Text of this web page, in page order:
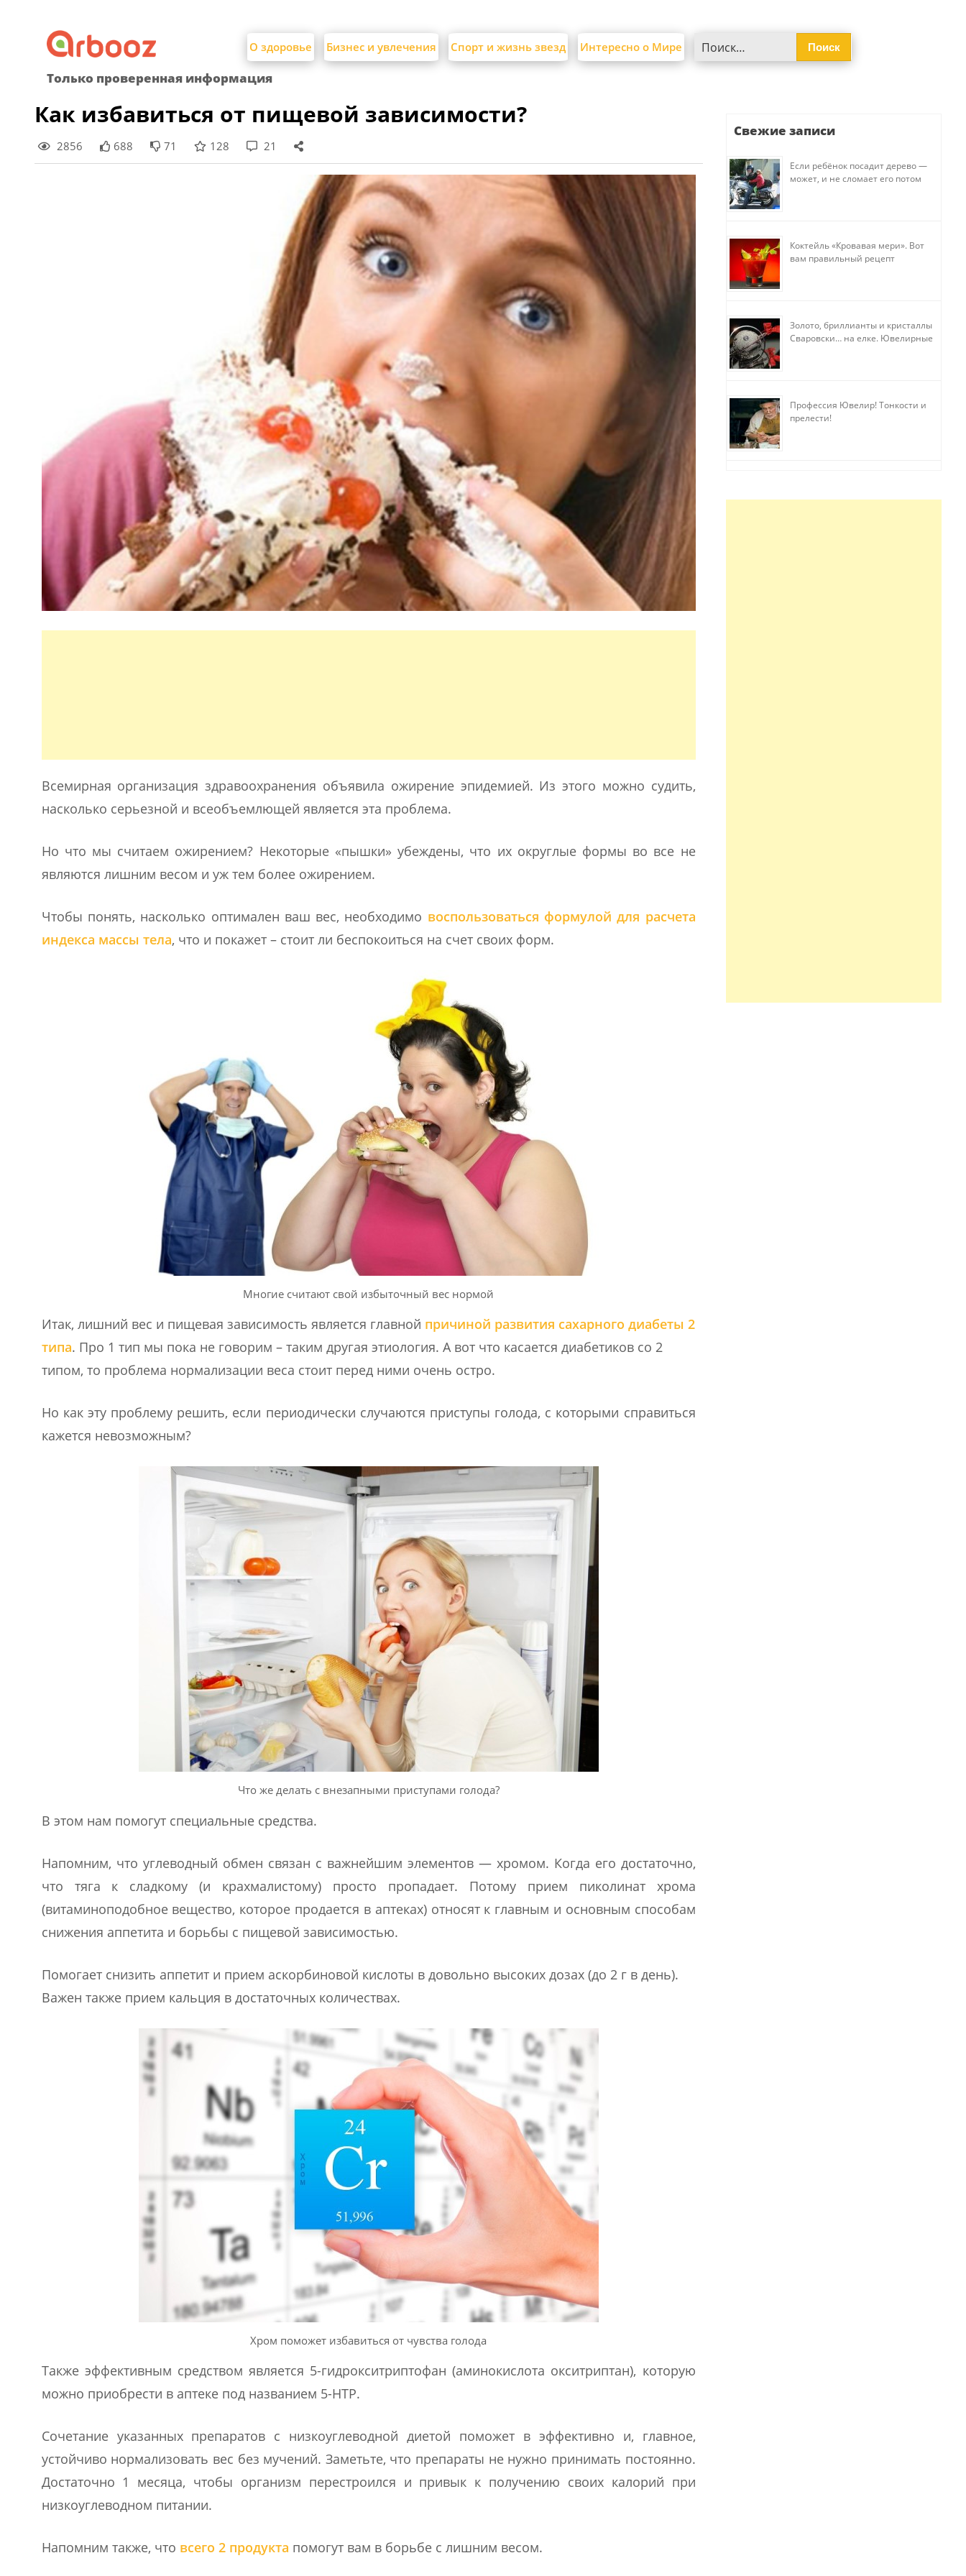
content
О здоровье Бизнес и увлечения Спорт и жизнь звезд Интересно о Мире
Только проверенная информация
Как избавиться от пищевой зависимости?
2856 688 71 128 21
Всемирная организация здравоохранения объявила ожирение эпидемией. Из этого можно судить,
насколько серьезной и всеобъемлющей является эта проблема.
Но что мы считаем ожирением? Некоторые «пышки» убеждены, что их округлые формы во все не
являются лишним весом и уж тем более ожирением.
Чтобы понять, насколько оптимален ваш вес, необходимо воспользоваться формулой для расчета
индекса массы тела, что и покажет – стоит ли беспокоиться на счет своих форм.
Многие считают свой избыточный вес нормой
Итак, лишний вес и пищевая зависимость является главной причиной развития сахарного диабеты 2
типа. Про 1 тип мы пока не говорим – таким другая этиология. А вот что касается диабетиков со 2
типом, то проблема нормализации веса стоит перед ними очень остро.
Но как эту проблему решить, если периодически случаются приступы голода, с которыми справиться
кажется невозможным?
Что же делать с внезапными приступами голода?
В этом нам помогут специальные средства.
Напомним, что углеводный обмен связан с важнейшим элементов — хромом. Когда его достаточно,
что тяга к сладкому (и крахмалистому) просто пропадает. Потому прием пиколинат хрома
(витаминоподобное вещество, которое продается в аптеках) относят к главным и основным способам
снижения аппетита и борьбы с пищевой зависимостью.
Помогает снизить аппетит и прием аскорбиновой кислоты в довольно высоких дозах (до 2 г в день).
Важен также прием кальция в достаточных количествах.
Хром поможет избавиться от чувства голода
Также эффективным средством является 5-гидрокситриптофан (аминокислота окситриптан), которую
можно приобрести в аптеке под названием 5-HTP.
Сочетание указанных препаратов с низкоуглеводной диетой поможет в эффективно и, главное,
устойчиво нормализовать вес без мучений. Заметьте, что препараты не нужно принимать постоянно.
Достаточно 1 месяца, чтобы организм перестроился и привык к получению своих калорий при
низкоуглеводном питании.
Напомним также, что всего 2 продукта помогут вам в борьбе с лишним весом.
Свежие записи
Если ребёнок посадит дерево —
может, и не сломает его потом
Коктейль «Кровавая мери». Вот
вам правильный рецепт
Золото, бриллианты и кристаллы
Сваровски… на елке. Ювелирные
Профессия Ювелир! Тонкости и
прелести!